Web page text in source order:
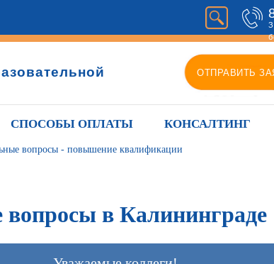
ОТПРАВИТЬ
СПОСОБЫ ОПЛАТЫ
КОНСАЛТИНГ
вопросы - повышение квалификации
в Калининграде